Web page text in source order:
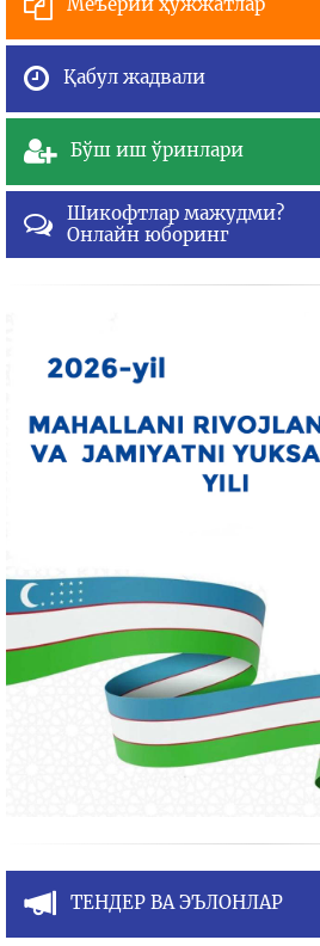
Қабул жадвали
Бўш иш ўринлари
Шикофтлар мажудми?
Онлайн юборинг
ТЕНДЕР ВА ЭЪЛОНЛАР